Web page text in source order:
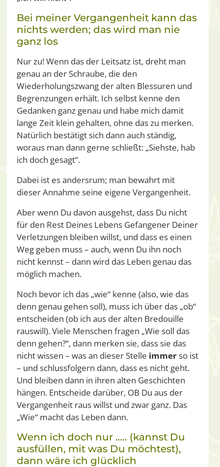
Bei meiner Vergangenheit kann das
nichts werden; das wird man nie
ganz los
Nur zu! Wenn das der Leitsatz ist, dreht man
genau an der Schraube, die den
Wiederholungszwang der alten Blessuren und
Begrenzungen erhält. Ich selbst kenne den
Gedanken ganz genau und habe mich damit
lange Zeit klein gehalten, ohne das zu merken.
Natürlich bestätigt sich dann auch ständig,
woraus man dann gerne schließt: „Siehste, hab
ich doch gesagt“.
Dabei ist es andersrum; man bewahrt mit
dieser Annahme seine eigene Vergangenheit.
Aber wenn Du davon ausgehst, dass Du nicht
für den Rest Deines Lebens Gefangener Deiner
Verletzungen bleiben willst, und dass es einen
Weg geben muss – auch, wenn Du ihn noch
nicht kennst – dann wird das Leben genau das
möglich machen.
Noch bevor ich das „wie“ kenne (also, wie das
denn genau gehen soll), muss ich über das „ob“
entscheiden (ob ich aus der alten Bredouille
rauswill). Viele Menschen fragen „Wie soll das
denn gehen?“, dann merken sie, dass sie das
nicht wissen – was an dieser Stelle immerso ist
– und schlussfolgern dann, dass es nicht geht.
Und bleiben dann in ihren alten Geschichten
hängen. Entscheide darüber, OB Du aus der
Vergangenheit raus willst und zwar ganz. Das
„Wie“ macht das Leben dann.
Wenn ich doch nur ….. (kannst Du
ausfüllen, mit was Du möchtest),
dann wäre ich glücklich